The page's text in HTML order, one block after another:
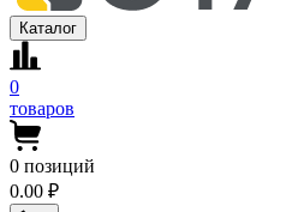
Каталог
0
товаров
0 позиций
0.00 ₽